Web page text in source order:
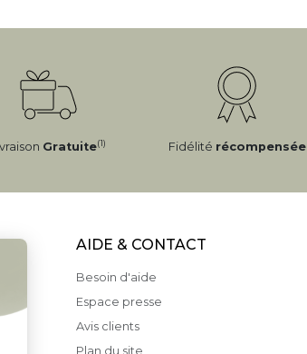
Gratuite(1) Fidélité récompensée
AIDE & CONTACT
Besoin d'aide
Espace presse
Avis clients
Plan du site